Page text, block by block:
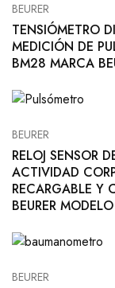
BEURER
TENSIÓMETRO
MEDICIÓN DE
BM28 MARCA
BEURER
RELOJ SENSOR
ACTIVIDAD
RECARGABLE Y
BEURER
BEURER